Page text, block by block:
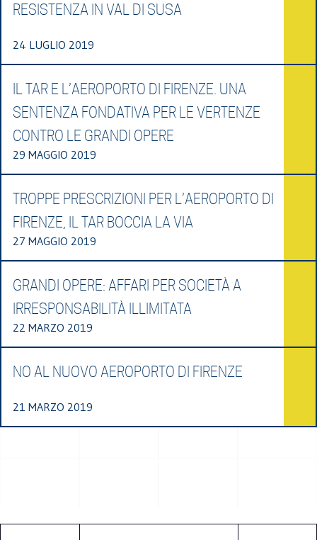
RESISTENZA IN VAL DI SUSA
24 LUGLIO 2019
IL TAR E L’AEROPORTO DI FIRENZE. UNA
SENTENZA FONDATIVA PER LE VERTENZE
CONTRO LE GRANDI OPERE
29 MAGGIO 2019
TROPPE PRESCRIZIONI PER L’AEROPORTO DI
FIRENZE, IL TAR BOCCIA LA VIA
27 MAGGIO 2019
GRANDI OPERE: AFFARI PER SOCIETÀ A
IRRESPONSABILITÀ ILLIMITATA
22 MARZO 2019
NO AL NUOVO AEROPORTO DI FIRENZE
21 MARZO 2019